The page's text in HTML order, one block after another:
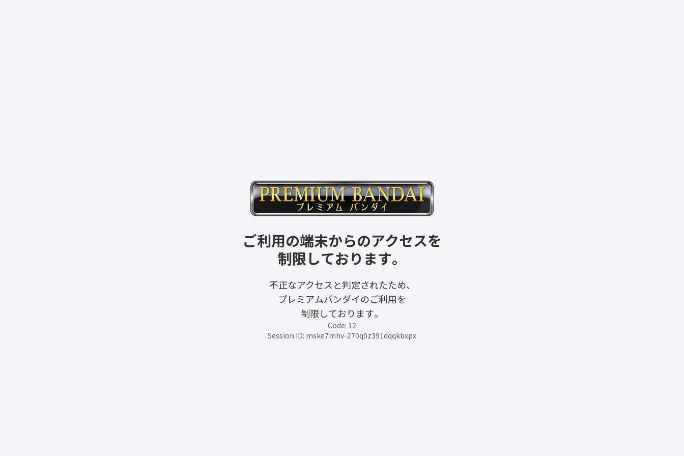
ご利用の端末からのアクセスを
制限しております。
不正なアクセスと判定されたため、
プレミアムバンダイのご利用を
制限しております。
Code: 12
Session ID: mske7mhv-270q0z391dqqkbxpx